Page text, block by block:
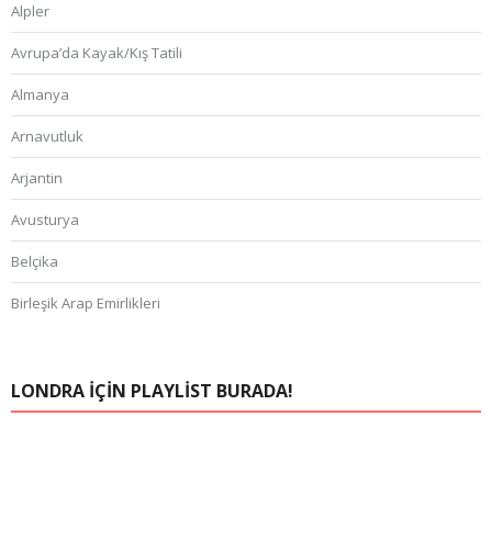
Alpler
Avrupa’da Kayak/Kış Tatili
Almanya
Arnavutluk
Arjantin
Avusturya
Belçika
Birleşik Arap Emirlikleri
Brezilya
LONDRA IÇIN PLAYLIST BURADA!